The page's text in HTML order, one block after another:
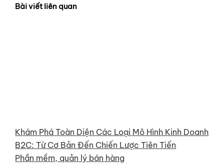
Bài viết liên quan
Khám Phá Toàn Diện Các Loại Mô Hình Kinh Doanh
B2C: Từ Cơ Bản Đến Chiến Lược Tiên Tiến
Phần mềm, quản lý bán hàng